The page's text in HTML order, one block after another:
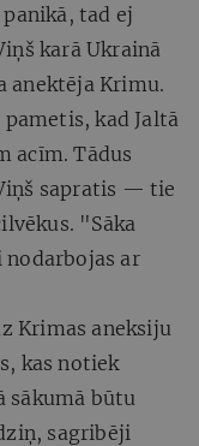
tad ej
karā Ukrainā
anektēja Krimu.
kad Jaltā
acīm. Tādus
sapratis — tie
"Sāka
ar
Krimas aneksiju
kas notiek
sākumā būtu
sagribēji